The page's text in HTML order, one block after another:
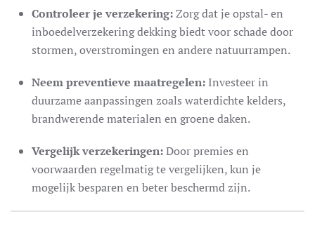
Controleer je verzekering:Zorg dat je opstal- en
inboedelverzekering dekking biedt voor schade door
stormen, overstromingen en andere natuurrampen.
Neem preventieve maatregelen: Investeer in
duurzame aanpassingen zoals waterdichte kelders,
brandwerende materialen en groene daken.
Vergelijk verzekeringen:Door premies en
voorwaarden regelmatig te vergelijken, kun je
mogelijk besparen en beter beschermd zijn.